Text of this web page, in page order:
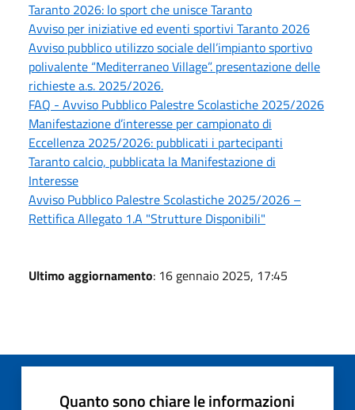
Taranto 2026: lo sport che unisce Taranto
Avviso per iniziative ed eventi sportivi Taranto 2026
Avviso pubblico utilizzo sociale dell’impianto sportivo
polivalente “Mediterraneo Village”. presentazione delle
richieste a.s. 2025/2026.
FAQ - Avviso Pubblico Palestre Scolastiche 2025/2026
Manifestazione d’interesse per campionato di
Eccellenza 2025/2026: pubblicati i partecipanti
Taranto calcio, pubblicata la Manifestazione di
Interesse
Avviso Pubblico Palestre Scolastiche 2025/2026 –
Rettifica Allegato 1.A "Strutture Disponibili"
Ultimo aggiornamento: 16 gennaio 2025, 17:45
Quanto sono chiare le informazioni